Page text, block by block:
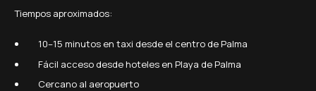
Tiempos aproximados:
10–15 minutos en taxi desde el centro de Palma
Fácil acceso desde hoteles en Playa de Palma
Cercano al aeropuerto